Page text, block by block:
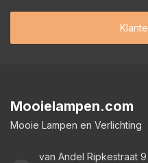
Mooielampen.com
Mooie Lampen en Verlichting
van Andel Ripkestraat 9